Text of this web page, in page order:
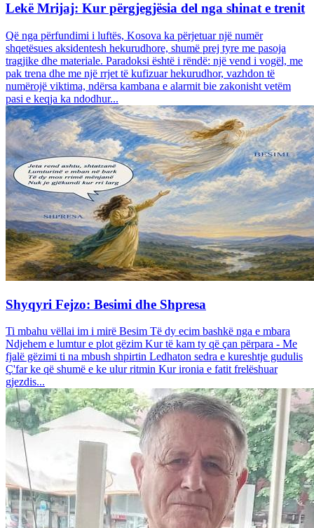
Lekë Mrijaj: Kur përgjegjësia del nga shinat e trenit
Që nga përfundimi i luftës, Kosova ka përjetuar një numër
shqetësues aksidentesh hekurudhore, shumë prej tyre me pasoja
tragjike dhe materiale. Paradoksi është i rëndë: një vend i vogël, me
pak trena dhe me një rrjet të kufizuar hekurudhor, vazhdon të
numërojë viktima, ndërsa kambana e alarmit bie zakonisht vetëm
pasi e keqja ka ndodhur...
Shyqyri Fejzo: Besimi dhe Shpresa
Ti mbahu vëllai im i mirë Besim Të dy ecim bashkë nga e mbara
Ndjehem e lumtur e plot gëzim Kur të kam ty që çan përpara - Me
fjalë gëzimi ti na mbush shpirtin Ledhaton sedra e kureshtje gudulis
Ç'far ke që shumë e ke ulur ritmin Kur ironia e fatit frelëshuar
gjezdis...